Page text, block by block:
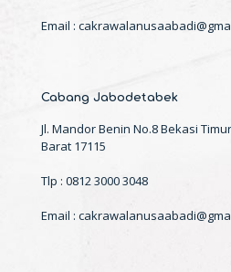
Email :
Cabang Jabodetabek
Jl. Mandor Benin No.8 Bekasi
Barat 17115
Tlp : 0812 3000 3048
Email :